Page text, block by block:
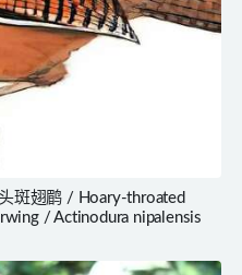
斑翅鹛 / Hoary-throated
/ Actinodura nipalensis